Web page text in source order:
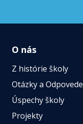
O nás
Z histórie školy
Otázky a Odpovede
Úspechy školy
Projekty